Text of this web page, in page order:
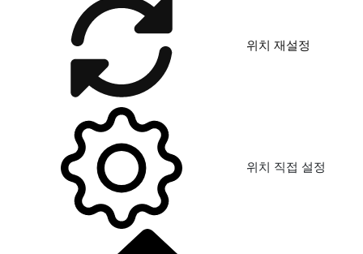
위치 재설정
위치 직접 설정